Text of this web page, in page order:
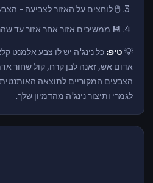
🖱️ לוחצים על האזור לצביעה -
💾 ממשיכים אזור אחר אזור עד
💡 טיפ: כל נינג'ה יש לו צבע אלמנט
אדום אש, זאנה לבן קרח, קול שחור
הצבעים המקוריים לתוצאה
לגמרי ותיצור נינג'ה מהדמיון שלך.